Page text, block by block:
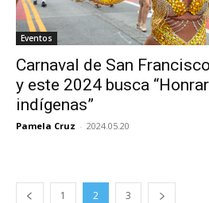
Eventos
Carnaval de San
y este 2024 busca
indígenas”
Pamela Cruz - 2024.05.20
1 2 3